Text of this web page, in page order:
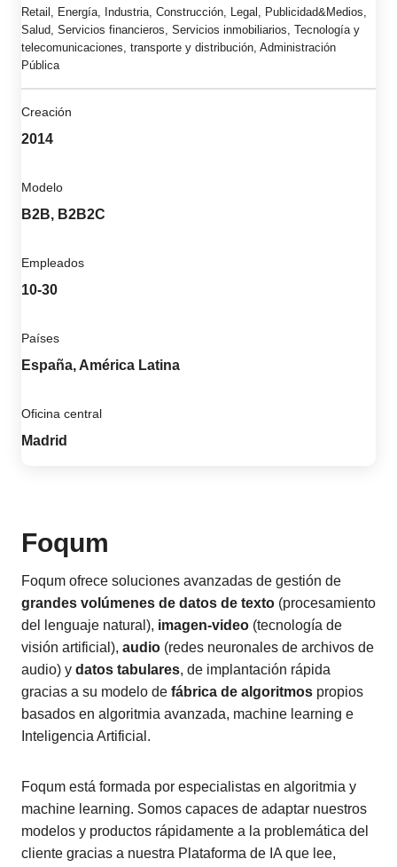
Retail, Energía, Industria, Construcción, Legal, Publicidad&Medios,
Salud, Servicios financieros, Servicios inmobiliarios, Tecnología y
telecomunicaciones, transporte y distribución, Administración
Pública
Creación
2014
Modelo
B2B, B2B2C
Empleados
10-30
Países
España, América Latina
Oficina central
Madrid
Foqum
Foqum ofrece soluciones avanzadas de gestión de
grandes volúmenes de datos de texto (procesamiento
del lenguaje natural), imagen-video (tecnología de
visión artificial), audio (redes neuronales de archivos de
audio) y datos tabulares, de implantación rápida
gracias a su modelo de fábrica de algoritmos propios
basados en algoritmia avanzada, machine learning e
Inteligencia Artificial.
Foqum está formada por especialistas en algoritmia y
machine learning. Somos capaces de adaptar nuestros
modelos y productos rápidamente a la problemática del
cliente gracias a nuestra Plataforma de IA que lee,